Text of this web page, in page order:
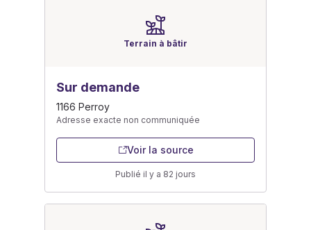
Terrain à bâtir
Sur demande
1166 Perroy
Adresse exacte non communiquée
Voir la source
Publié il y a 82 jours